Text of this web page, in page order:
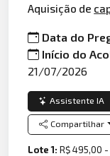
Aquisição de
Data do
Início do
21/07/2026
Assistente IA
Compartilhar
Lote 1:R$ 495,00